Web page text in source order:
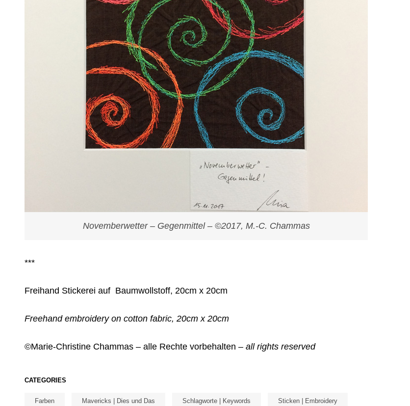
Novemberwetter – Gegenmittel – ©2017, M.-C. Chammas
***
Freihand Stickerei auf Baumwollstoff, 20cm x 20cm
Freehand embroidery on cotton fabric, 20cm x 20cm
©Marie-Christine Chammas – alle Rechte vorbehalten – all rights reserved
CATEGORIES
Farben Mavericks | Dies und Das Schlagworte | Keywords Sticken | Embroidery